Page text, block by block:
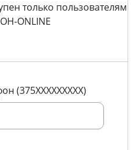
только пользователям
ONLINE
(375XXXXXXXXX)